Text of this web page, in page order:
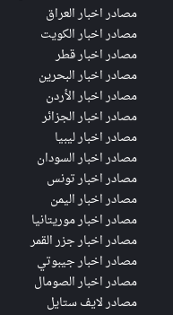
مصادر اخبار العراق
مصادر اخبار الكويت
مصادر اخبار قطر
مصادر اخبار البحرين
مصادر اخبار الأردن
مصادر اخبار الجزائر
مصادر اخبار ليبيا
مصادر اخبار السودان
مصادر اخبار تونس
مصادر اخبار اليمن
مصادر اخبار موريتانيا
مصادر اخبار جزر القمر
مصادر اخبار جيبوتي
مصادر اخبار الصومال
مصادر لايف ستايل